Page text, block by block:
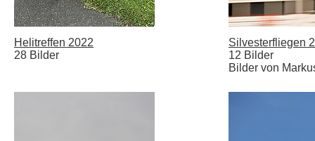
Helitreffen 2022
28 Bilder
Silvesterfliegen
12 Bilder
Bilder von